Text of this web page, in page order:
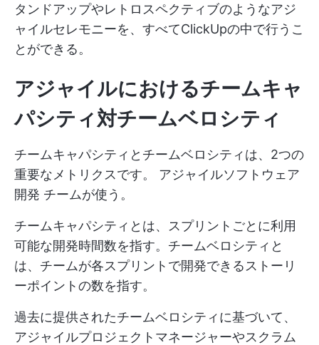
タンドアップやレトロスペクティブのようなアジ
ャイルセレモニーを、すべてClickUpの中で行うこ
とができる。
アジャイルにおけるチームキャ
パシティ対チームベロシティ
チームキャパシティとチームベロシティは、2つの
重要なメトリクスです。 アジャイルソフトウェア
開発 チームが使う。
チームキャパシティとは、スプリントごとに利用
可能な開発時間数を指す。チームベロシティと
は、チームが各スプリントで開発できるストーリ
ーポイントの数を指す。
過去に提供されたチームベロシティに基づいて、
アジャイルプロジェクトマネージャーやスクラム